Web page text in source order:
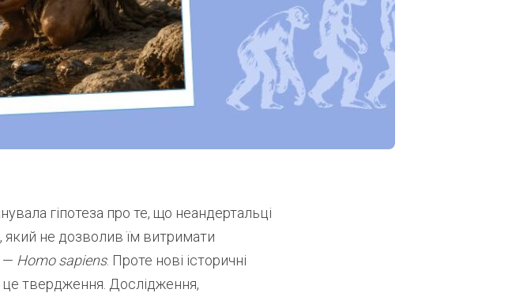
гіпотеза про те, що неандертальці
який не дозволив їм витримати
— Homo sapiens. Проте нові історичні
твердження. Дослідження,